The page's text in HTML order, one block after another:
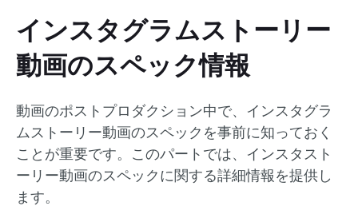
インスタグラムストーリー
動画のスペック情報
動画のポストプロダクション中で、インスタグラ
ムストーリー動画のスペックを事前に知っておく
ことが重要です。このパートでは、インスタスト
ーリー動画のスペックに関する詳細情報を提供し
ます。